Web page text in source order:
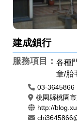
建成鎖行
服務項目：各種
章/胎
03-3645866
桃園縣桃園
http://